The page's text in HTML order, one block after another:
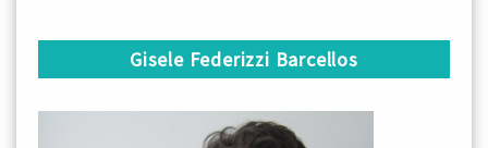
Gisele Federizzi Barcellos